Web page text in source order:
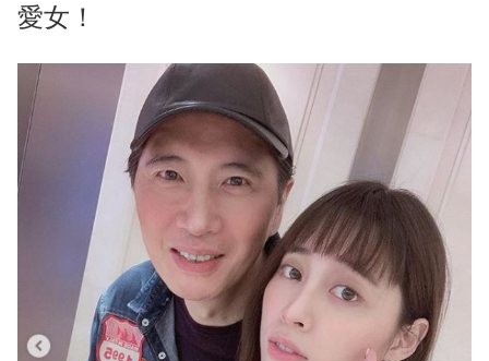
愛女！